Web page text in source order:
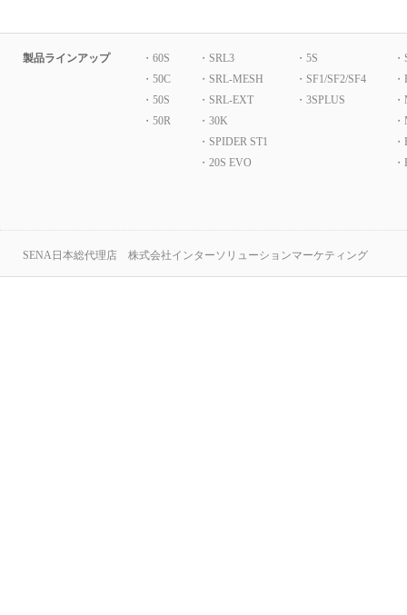
製品ラインアップ
・60S
・50C
・50S
・50R
・SRL3
・SRL-MESH
・SRL-EXT
・30K
・SPIDER ST1
・20S EVO
・5S
・SF1/SF2/SF4
・3SPLUS
SENA日本総代理店 株式会社インターソリューションマーケティング